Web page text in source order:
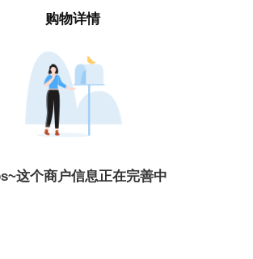
购物详情
这个商户信息正在完善中